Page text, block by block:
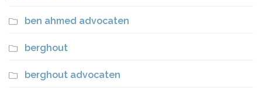
ben ahmed advocaten
berghout
berghout advocaten